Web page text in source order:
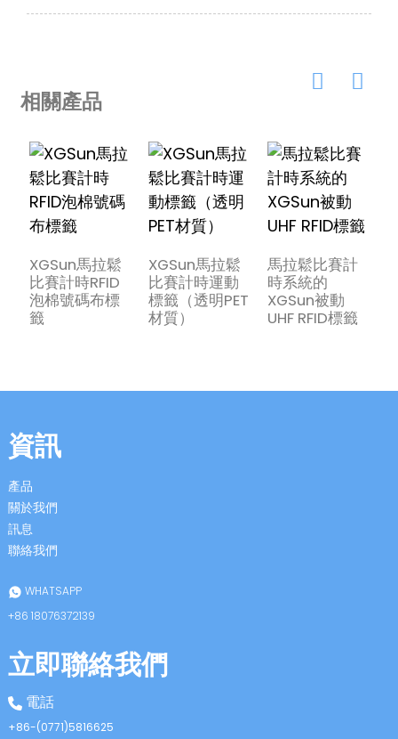
相關產品
XGSun馬拉鬆
比賽計時RFID
泡棉號碼布標
籤
XGSun馬拉鬆
比賽計時運動
標籤（透明PET
材質）
馬拉鬆比賽計
時系統的
XGSun被動
UHF RFID標籤
資訊
產品
關於我們
訊息
聯絡我們
WHATSAPP
+86 18076372139
立即聯絡我們
電話
+86-(0771)5816625